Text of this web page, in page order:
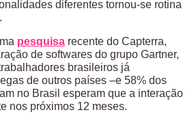
diferentes tornou-se rotina
pesquisa recente do Capterra,
de softwares do grupo Gartner,
brasileiros já
de outros países –e 58% dos
no Brasil esperam que a interação
nos próximos 12 meses.